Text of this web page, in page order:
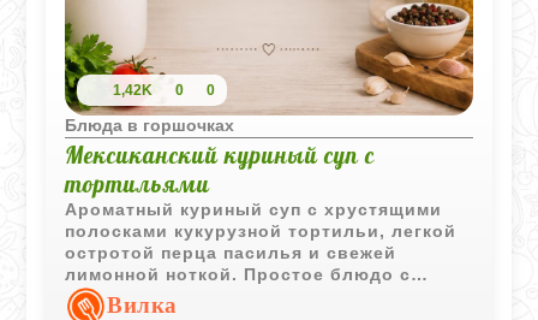
1,42K 0 0
Блюда в горшочках
Мексиканский куриный суп с
тортильями
Ароматный куриный суп с хрустящими
полосками кукурузной тортильи, легкой
остротой перца пасилья и свежей
лимонной ноткой. Простое блюдо с
ярким мексиканским характером.
Вилка